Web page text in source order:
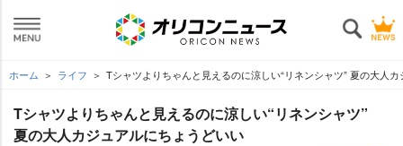
ホーム ライフ Tシャツよりちゃんと見えるのに涼しい“リネンシャツ” 夏の大人
Tシャツよりちゃんと見えるのに涼しい“リネンシャツ”
夏の大人カジュアルにちょうどいい